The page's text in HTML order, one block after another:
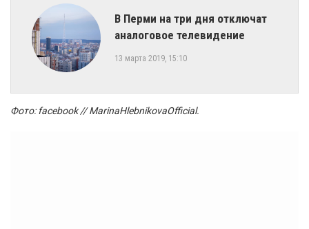
В Перми на три дня отключат
аналоговое телевидение
13 марта 2019, 15:10
Фото: facebook // MarinaHlebnikovaOfficial.